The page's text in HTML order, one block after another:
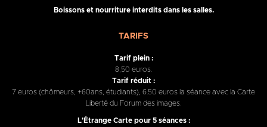
Boissons et nourriture interdits dans les salles.
TARIFS
Tarif plein :
8,50 euros.
Tarif réduit :
7 euros (chômeurs, +60ans, étudiants), 6.50 euros la séance avec la Carte
Liberté du Forum des images.
L'Étrange Carte pour 5 séances :